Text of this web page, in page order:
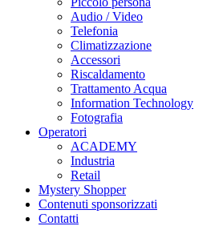
Audio / Video
Telefonia
Climatizzazione
Accessori
Riscaldamento
Trattamento Acqua
Information Technology
Fotografia
Operatori
ACADEMY
Industria
Retail
Mystery Shopper
Contenuti sponsorizzati
Contatti